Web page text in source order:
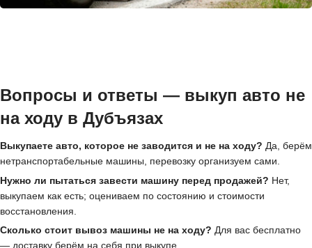
Вопросы и ответы — выкуп авто не
на ходу в Дубъязах
Выкупаете авто, которое не заводится и не на ходу? Да, берём
нетранспортабельные машины, перевозку организуем сами.
Нужно ли пытаться завести машину перед продажей? Нет,
выкупаем как есть; оцениваем по состоянию и стоимости
восстановления.
Сколько стоит вывоз машины не на ходу? Для вас бесплатно
— доставку берём на себя при выкупе.